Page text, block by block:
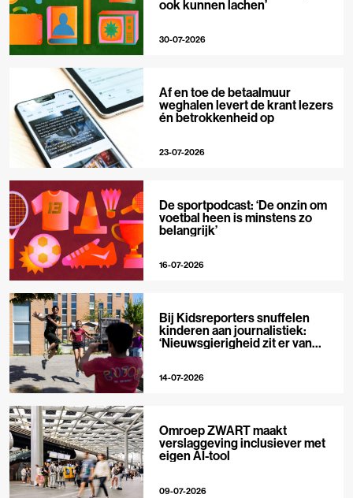
ook kunnen lachen’
30-07-2026
Af en toe de betaalmuur
weghalen levert de krant lezers
én betrokkenheid op
23-07-2026
De sportpodcast: ‘De onzin om
voetbal heen is minstens zo
belangrijk’
16-07-2026
Bij Kidsreporters snuffelen
kinderen aan journalistiek:
‘Nieuwsgierigheid zit er van
14-07-2026
Omroep ZWART maakt
verslaggeving inclusiever met
eigen AI-tool
09-07-2026